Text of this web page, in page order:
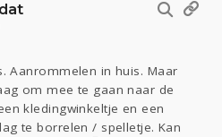
Aanrommelen in huis. Maar
om mee te gaan naar de
kledingwinkeltje en een
te borrelen / spelletje. Kan